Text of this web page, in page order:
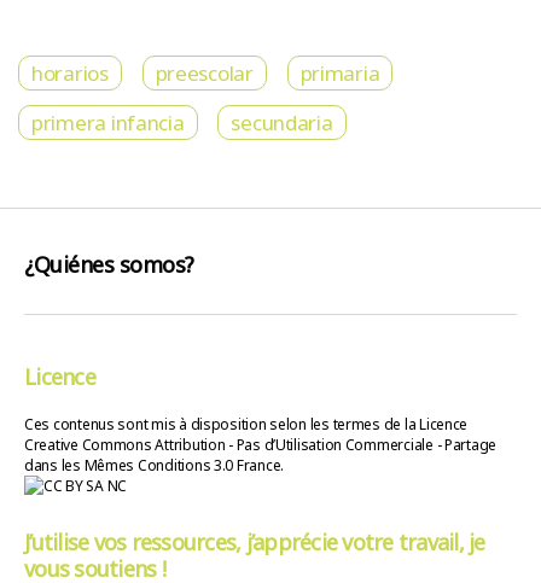
horarios preescolar
primaria
primera infancia
secundaria
¿Quiénes somos?
Licence
Ces contenus sont mis à disposition selon les termes de la Licence
Creative Commons Attribution - Pas d’Utilisation Commerciale - Partage
dans les Mêmes Conditions 3.0 France.
J’utilise vos ressources, j’apprécie votre travail, je
vous soutiens !